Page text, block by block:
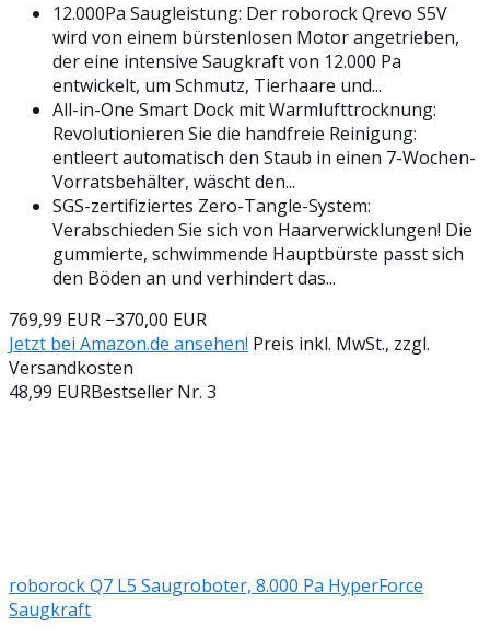
12.000Pa Saugleistung: Der roborock Qrevo S5V
wird von einem bürstenlosen Motor angetrieben,
der eine intensive Saugkraft von 12.000 Pa
entwickelt, um Schmutz, Tierhaare und...
All-in-One Smart Dock mit Warmlufttrocknung:
Revolutionieren Sie die handfreie Reinigung:
entleert automatisch den Staub in einen 7-Wochen-
Vorratsbehälter, wäscht den...
SGS-zertifiziertes Zero-Tangle-System:
Verabschieden Sie sich von Haarverwicklungen! Die
gummierte, schwimmende Hauptbürste passt sich
den Böden an und verhindert das...
769,99 EUR −370,00 EUR
Jetzt bei Amazon.de ansehen! Preis inkl. MwSt., zzgl.
Versandkosten
48,99 EURBestseller Nr. 3
roborock Q7 L5 Saugroboter, 8.000 Pa HyperForce
Saugkraft